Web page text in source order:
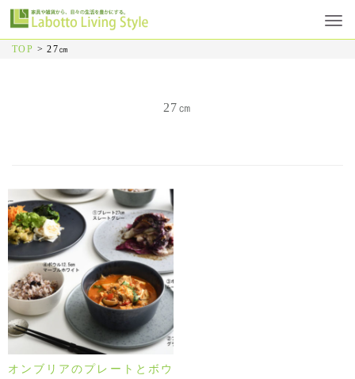
TOP >27㎝
27㎝
オンブリアのプレートとボウ